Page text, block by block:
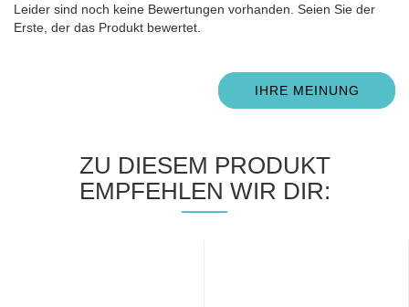
Leider sind noch keine Bewertungen vorhanden. Seien Sie der
Erste, der das Produkt bewertet.
IHRE MEINUNG
ZU DIESEM PRODUKT
EMPFEHLEN WIR DIR: